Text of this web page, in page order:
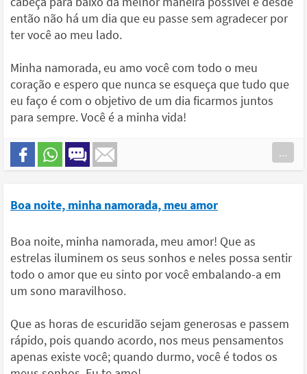
então não há um dia que eu passe sem agradecer por
ter você ao meu lado.
Minha namorada, eu amo você com todo o meu
coração e espero que nunca se esqueça que tudo que
eu faço é com o objetivo de um dia ficarmos juntos
para sempre. Você é a minha vida!
...
Boa noite, minha namorada, meu amor
Boa noite, minha namorada, meu amor! Que as
estrelas iluminem os seus sonhos e neles possa sentir
todo o amor que eu sinto por você embalando-a em
um sono maravilhoso.
Que as horas de escuridão sejam generosas e passem
rápido, pois quando acordo, nos meus pensamentos
apenas existe você; quando durmo, você é todos os